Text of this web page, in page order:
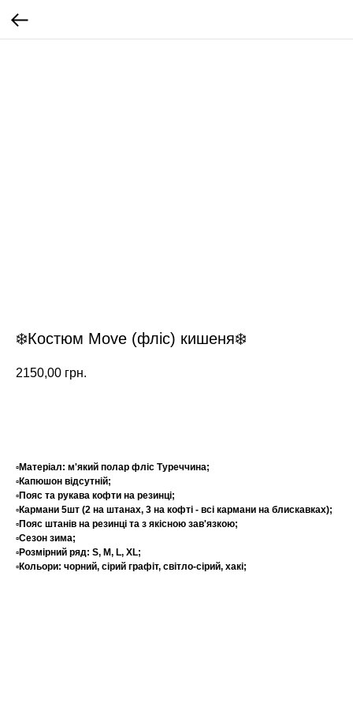
❄️Костюм Move (фліс) кишеня❄️
2150,00 грн.
▫️Матеріал: м'який полар фліс Туреччина;
▫️Капюшон відсутній;
▫️Пояс та рукава кофти на резинці;
▫️Кармани 5шт (2 на штанах, 3 на кофті - всі кармани на блискавках);
▫️Пояс штанів на резинці та з якісною зав'язкою;
▫️Сезон зима;
▫️Розмірний ряд: S, M, L, XL;
▫️Кольори: чорний, сірий графіт, світло-сірий, хакі;